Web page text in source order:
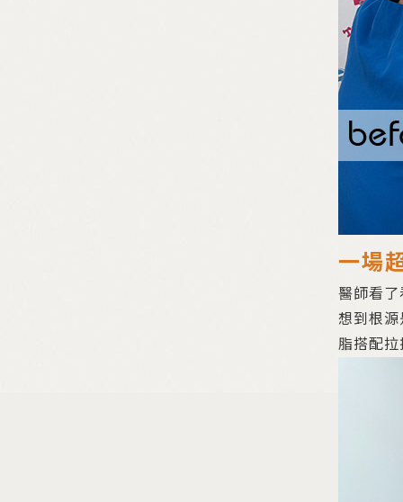
一場
醫師看
想到根
脂搭配